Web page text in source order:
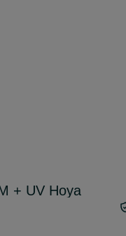
+ UV Hoya